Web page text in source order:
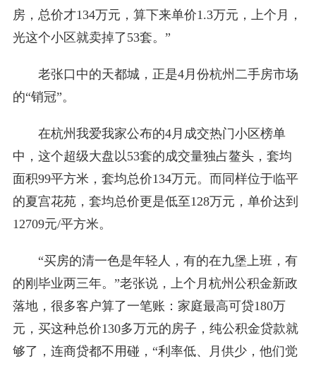
房，总价才134万元，算下来单价1.3万元，上个月，
光这个小区就卖掉了53套。”
老张口中的天都城，正是4月份杭州二手房市场
的“销冠”。
在杭州我爱我家公布的4月成交热门小区榜单
中，这个超级大盘以53套的成交量独占鳌头，套均
面积99平方米，套均总价134万元。而同样位于临平
的夏宫花苑，套均总价更是低至128万元，单价达到
12709元/平方米。
“买房的清一色是年轻人，有的在九堡上班，有
的刚毕业两三年。”老张说，上个月杭州公积金新政
落地，很多客户算了一笔账：家庭最高可贷180万
元，买这种总价130多万元的房子，纯公积金贷款就
够了，连商贷都不用碰，“利率低、月供少，他们觉